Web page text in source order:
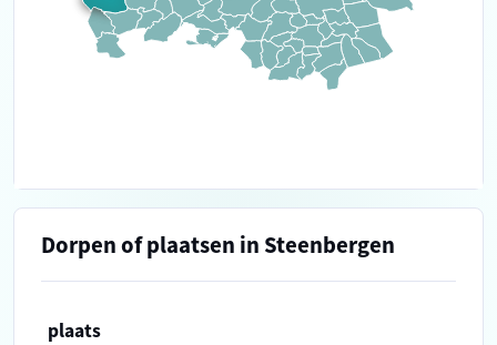
Dorpen of plaatsen in Steenbergen
plaats